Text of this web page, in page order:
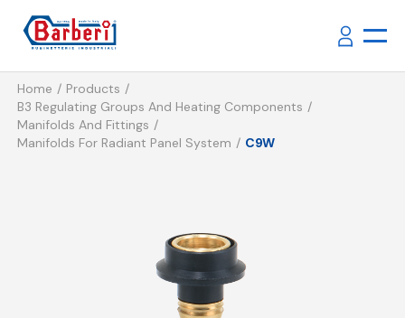
Home
Products
B3 Regulating Groups And Heating Components
Manifolds And Fittings
Manifolds For Radiant Panel System
C9W